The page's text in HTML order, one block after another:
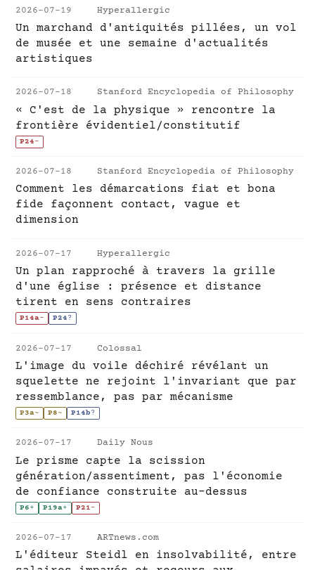
2026-07-19 Hyperallergic
Un marchand d'antiquités pillées, un vol
de musée et une semaine d'actualités
artistiques
2026-07-18 Stanford Encyclopedia of Philosophy
« C'est de la physique » rencontre la
frontière évidentiel/constitutif
P24-
2026-07-18 Stanford Encyclopedia of Philosophy
Comment les démarcations fiat et bona
fide façonnent contact, vague et
dimension
2026-07-17 Hyperallergic
Un plan rapproché à travers la grille
d'une église : présence et distance
tirent en sens contraires
P14a- P24?
2026-07-17 Colossal
L'image du voile déchiré révélant un
squelette ne rejoint l'invariant que par
ressemblance, pas par mécanisme
P3a~ P8~ P14b?
2026-07-17 Daily Nous
Le prisme capte la scission
génération/assentiment, pas l'économie
de confiance construite au-dessus
P6+ P19a+ P21-
2026-07-17 ARTnews.com
L'éditeur Steidl en insolvabilité, entre